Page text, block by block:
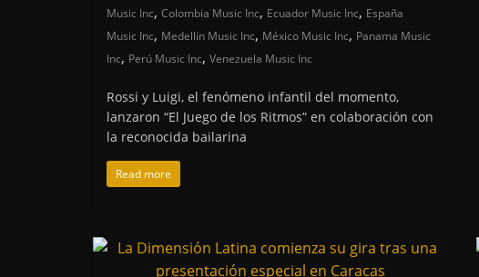
Music Inc, Colombia Music Inc, Ecuador Music Inc, España
Music Inc, Medellín Music Inc, México Music Inc, Panama Music
Inc, Perú Music Inc, Venezuela Music Inc
Rossi y Luigi, el fenómeno infantil del momento,
lanzaron “El Juego de los Ritmos” en colaboración con
la reconocida bailarina
Read more